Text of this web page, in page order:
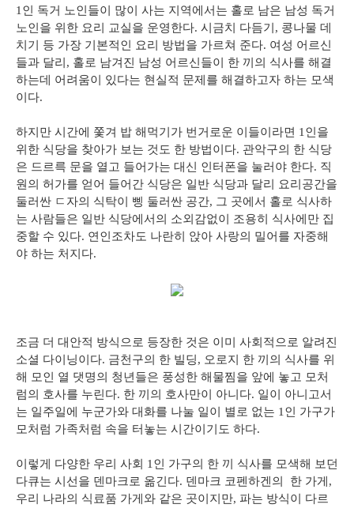
1인 독거 노인들이 많이 사는 지역에서는 홀로 남은 남성 독거
노인을 위한 요리 교실을 운영한다. 시금치 다듬기, 콩나물 데
치기 등 가장 기본적인 요리 방법을 가르쳐 준다. 여성 어르신
들과 달리, 홀로 남겨진 남성 어르신들이 한 끼의 식사를 해결
하는데 어려움이 있다는 현실적 문제를 해결하고자 하는 모색
이다.
하지만 시간에 쫓겨 밥 해먹기가 번거로운 이들이라면 1인을
위한 식당을 찾아가 보는 것도 한 방법이다. 관악구의 한 식당
은 드르륵 문을 열고 들어가는 대신 인터폰을 눌러야 한다. 직
원의 허가를 얻어 들어간 식당은 일반 식당과 달리 요리공간을
둘러싼 ㄷ자의 식탁이 삥 둘러싼 공간, 그 곳에서 홀로 식사하
는 사람들은 일반 식당에서의 소외감없이 조용히 식사에만 집
중할 수 있다. 연인조차도 나란히 앉아 사랑의 밀어를 자중해
야 하는 처지다.
조금 더 대안적 방식으로 등장한 것은 이미 사회적으로 알려진
소셜 다이닝이다. 금천구의 한 빌딩, 오로지 한 끼의 식사를 위
해 모인 열 댓명의 청년들은 풍성한 해물찜을 앞에 놓고 모처
럼의 호사를 누린다. 한 끼의 호사만이 아니다. 일이 아니고서
는 일주일에 누군가와 대화를 나눌 일이 별로 없는 1인 가구가
모처럼 가족처럼 속을 터놓는 시간이기도 하다.
이렇게 다양한 우리 사회 1인 가구의 한 끼 식사를 모색해 보던
다큐는 시선을 덴마크로 옮긴다. 덴마크 코펜하겐의 한 가게,
우리 나라의 식료품 가게와 같은 곳이지만, 파는 방식이 다르